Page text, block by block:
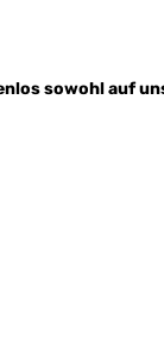
sowohl auf